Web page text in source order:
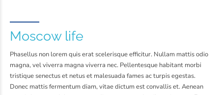
Moscow life
Phasellus non lorem quis erat scelerisque efficitur. Nullam mattis odio
magna, vel viverra magna viverra nec. Pellentesque habitant morbi
tristique senectus et netus et malesuada fames ac turpis egestas.
Donec mattis fermentum diam, vitae dictum est convallis et. Aenean